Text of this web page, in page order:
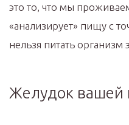
это то, что мы
«анализирует» пищу с
нельзя питать организм
Желудок вашей